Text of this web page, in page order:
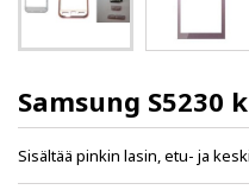
Samsung S5230
Sisältää pinkin lasin, etu- ja